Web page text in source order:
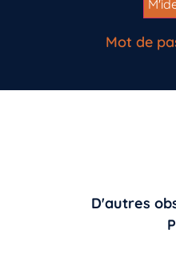
Mot de
D'autres